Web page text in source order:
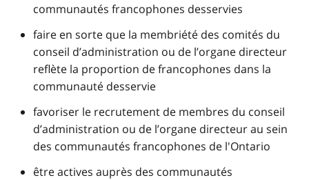
communautés francophones desservies
faire en sorte que la membriété des comités du
conseil d’administration ou de l’organe directeur
reflète la proportion de francophones dans la
communauté desservie
favoriser le recrutement de membres du conseil
d’administration ou de l’organe directeur au sein
des communautés francophones de l'Ontario
être actives auprès des communautés